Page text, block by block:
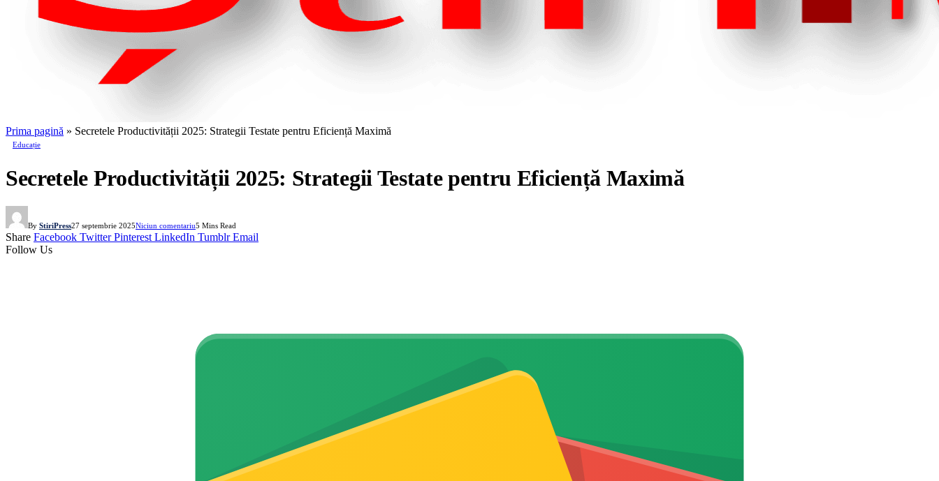
Prima pagină » Secretele Productivității 2025: Strategii Testate pentru Eficiență Maximă
Educație
Secretele Productivității 2025: Strategii Testate pentru Eficiență Maximă
By StiriPress27 septembrie 2025Niciun comentariu5 Mins Read
Share Facebook Twitter Pinterest LinkedIn Tumblr Email
Follow Us